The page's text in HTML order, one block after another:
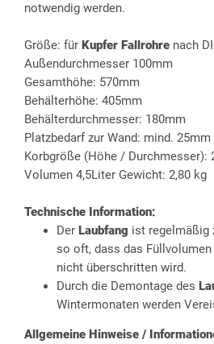
notwendig werden.
Größe: für Kupfer Fallrohre nach
Außendurchmesser 100mm
Gesamthöhe: 570mm
Behälterhöhe: 405mm
Behälterdurchmesser: 180mm
Platzbedarf zur Wand: mind. 25mm
Korbgröße (Höhe / Durchmesser):
Volumen 4,5Liter Gewicht: 2,80 kg
Technische Information:
Der Laubfang ist regelmäßig
so oft, dass das Füllvolumen
nicht überschritten wird.
Durch die Demontage des
Wintermonaten werden
Allgemeine Hinweise /